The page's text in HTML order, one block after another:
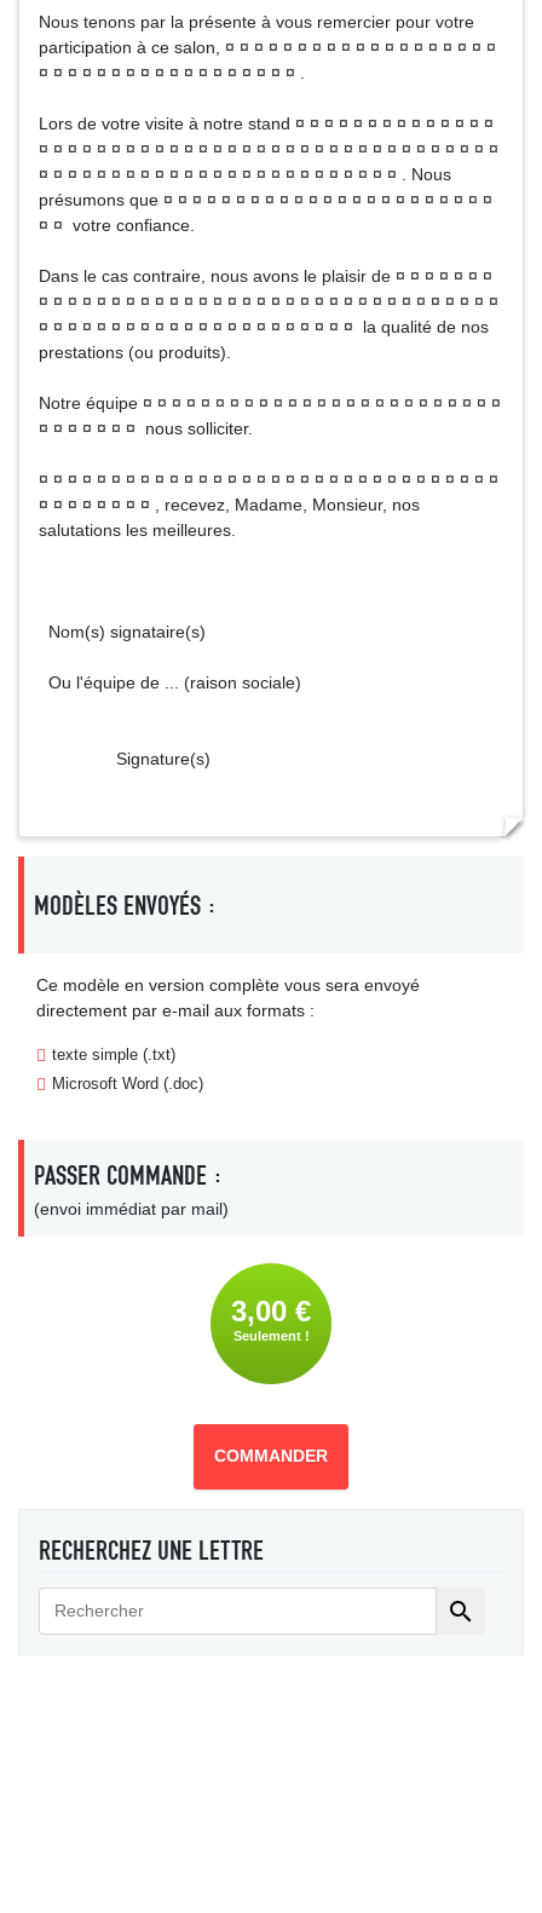
Nous tenons par la présente à vous remercier pour votre
participation à ce salon, ¤ ¤ ¤ ¤ ¤ ¤ ¤ ¤ ¤ ¤ ¤ ¤ ¤ ¤ ¤ ¤ ¤ ¤ ¤
¤ ¤ ¤ ¤ ¤ ¤ ¤ ¤ ¤ ¤ ¤ ¤ ¤ ¤ ¤ ¤ ¤ ¤ .
Lors de votre visite à notre stand ¤ ¤ ¤ ¤ ¤ ¤ ¤ ¤ ¤ ¤ ¤ ¤ ¤ ¤
¤ ¤ ¤ ¤ ¤ ¤ ¤ ¤ ¤ ¤ ¤ ¤ ¤ ¤ ¤ ¤ ¤ ¤ ¤ ¤ ¤ ¤ ¤ ¤ ¤ ¤ ¤ ¤ ¤ ¤ ¤ ¤
¤ ¤ ¤ ¤ ¤ ¤ ¤ ¤ ¤ ¤ ¤ ¤ ¤ ¤ ¤ ¤ ¤ ¤ ¤ ¤ ¤ ¤ ¤ ¤ ¤ . Nous
présumons que ¤ ¤ ¤ ¤ ¤ ¤ ¤ ¤ ¤ ¤ ¤ ¤ ¤ ¤ ¤ ¤ ¤ ¤ ¤ ¤ ¤ ¤ ¤
¤ ¤ votre confiance.
Dans le cas contraire, nous avons le plaisir de ¤ ¤ ¤ ¤ ¤ ¤ ¤
¤ ¤ ¤ ¤ ¤ ¤ ¤ ¤ ¤ ¤ ¤ ¤ ¤ ¤ ¤ ¤ ¤ ¤ ¤ ¤ ¤ ¤ ¤ ¤ ¤ ¤ ¤ ¤ ¤ ¤ ¤ ¤
¤ ¤ ¤ ¤ ¤ ¤ ¤ ¤ ¤ ¤ ¤ ¤ ¤ ¤ ¤ ¤ ¤ ¤ ¤ ¤ ¤ ¤ la qualité de nos
prestations (ou produits).
Notre équipe ¤ ¤ ¤ ¤ ¤ ¤ ¤ ¤ ¤ ¤ ¤ ¤ ¤ ¤ ¤ ¤ ¤ ¤ ¤ ¤ ¤ ¤ ¤ ¤ ¤
¤ ¤ ¤ ¤ ¤ ¤ ¤ nous solliciter.
¤ ¤ ¤ ¤ ¤ ¤ ¤ ¤ ¤ ¤ ¤ ¤ ¤ ¤ ¤ ¤ ¤ ¤ ¤ ¤ ¤ ¤ ¤ ¤ ¤ ¤ ¤ ¤ ¤ ¤ ¤ ¤
¤ ¤ ¤ ¤ ¤ ¤ ¤ ¤ , recevez, Madame, Monsieur, nos
salutations les meilleures.
Nom(s) signataire(s)
Ou l'équipe de ... (raison sociale)
Signature(s)
MODÈLES ENVOYÉS :
Ce modèle en version complète vous sera envoyé
directement par e-mail aux formats :
texte simple (.txt)
Microsoft Word (.doc)
PASSER COMMANDE :
(envoi immédiat par mail)
3,00 €
Seulement !
COMMANDER
RECHERCHEZ UNE LETTRE
